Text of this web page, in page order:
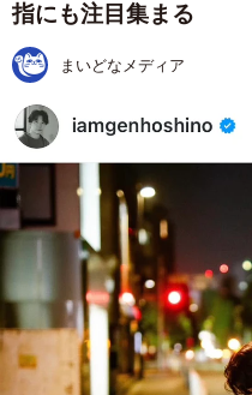
指にも注目集まる
まいどなメディア